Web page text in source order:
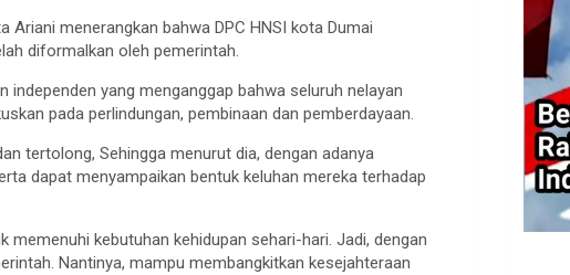
menerangkan bahwa DPC HNSI kota Dumai
diformalkan oleh pemerintah.
yang menganggap bahwa seluruh nelayan
pada perlindungan, pembinaan dan pemberdayaan.
tertolong, Sehingga menurut dia, dengan adanya
dapat menyampaikan bentuk keluhan mereka terhadap
memenuhi kebutuhan kehidupan sehari-hari. Jadi, dengan
Nantinya, mampu membangkitkan kesejahteraan